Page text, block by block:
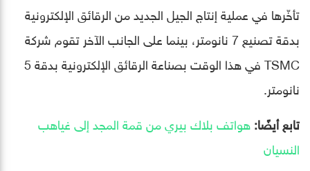
تأخّرها في عملية إنتاج الجيل الجديد من الرقائق الإلكترونية
بدقة تصنيع 7 نانومتر، بينما على الجانب الآخر تقوم شركة
TSMC في هذا الوقت بصناعة الرقائق الإلكترونية بدقة 5
نانومتر.
تابع أيضًا:هواتف بلاك بيري من قمة المجد إلى غياهب
النسيان